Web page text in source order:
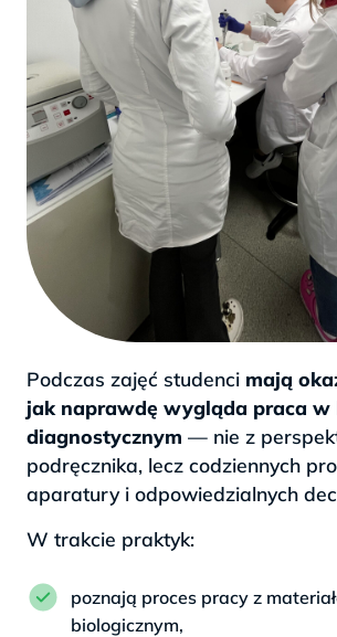
Podczas zajęć studenci mają
jak naprawdę wygląda praca
diagnostycznym — nie z
podręcznika, lecz codziennych
aparatury i odpowiedzialnych
W trakcie praktyk:
poznają proces pracy z
biologicznym,